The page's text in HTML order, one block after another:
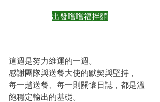
出發嚐嚐福拌麵
這週是努力維運的一週。
感謝團隊與送餐大使的默契與堅持，
每一趟送餐、每一則關懷日誌，都是溫
飽穩定輸出的基礎。